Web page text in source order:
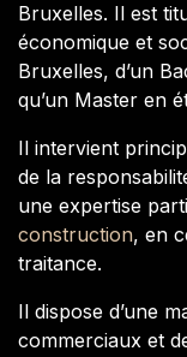
Bruxelles. Il est
économique et
Bruxelles, d’un
qu’un Master en
Il intervient
de la
une expertise
construction, en
traitance.
Il dispose d’une
commerciaux et